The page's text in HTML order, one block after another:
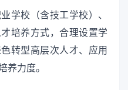
学校（含技工学校）、
培养方式，合理设置学
转型高层次人才、应用
养力度。